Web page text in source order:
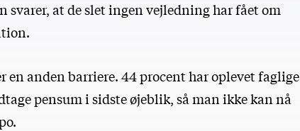
at de slet ingen vejledning har fået om
anden barriere. 44 procent har oplevet faglige
pensum i sidste øjeblik, så man ikke kan nå